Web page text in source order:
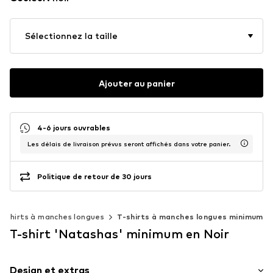
Sélectionnez la taille
Ajouter au panier
4-6 jours ouvrables
Les délais de livraison prévus seront affichés dans votre panier.
Politique de retour de 30 jours
shirts à manches longues T-shirts à manches longues minimum
T-shirt 'Natashas' minimum en Noir
Design et extras